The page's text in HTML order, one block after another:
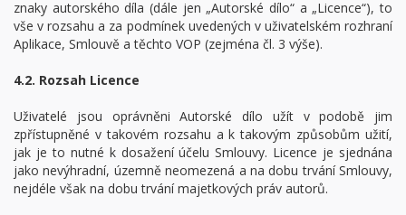
znaky autorského díla (dále jen „Autorské dílo“ a „Licence“), to
vše v rozsahu a za podmínek uvedených v uživatelském rozhraní
Aplikace, Smlouvě a těchto VOP (zejména čl. 3 výše).
4.2. Rozsah Licence
Uživatelé jsou oprávněni Autorské dílo užít v podobě jim
zpřístupněné v takovém rozsahu a k takovým způsobům užití,
jak je to nutné k dosažení účelu Smlouvy. Licence je sjednána
jako nevýhradní, územně neomezená a na dobu trvání Smlouvy,
nejdéle však na dobu trvání majetkových práv autorů.